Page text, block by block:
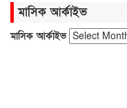
মাসিক আর্কাইভ
মাসিক আর্কাইভ